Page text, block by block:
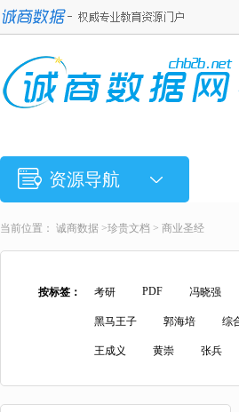
资源导航
当前位置： 诚商数据 >珍贵文档 > 商业圣经
按标签： 考研 PDF 冯晓强
黑马王子 郭海培 综
王成义 黄崇 张兵